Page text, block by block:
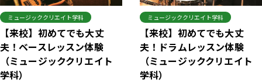
ミュージッククリエイト学科
【来校】初めてでも大丈
夫！ベースレッスン体験
（ミュージッククリエイト
学科）
ミュージッククリエイト学科
【来校】初めてでも大丈
夫！ドラムレッスン体験
（ミュージッククリエイト
学科）